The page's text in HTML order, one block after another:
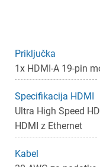
Priključka
1x HDMI-A 19-pin
Specifikacija HDMI
Ultra High Speed
HDMI z Ethernet
Kabel